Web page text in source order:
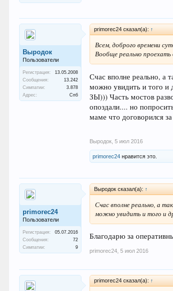
Выродок
Пользователи
Регистрация:
13.05.2008
Сообщения:
13.242
Симпатии:
3.878
Адрес:
Спб
primorec24 сказал(а): ↑
Всем, доброго времени
Вообще реально
Счас вполне реально, а
можно увидить и того и
ЗЫ))) Часть мостов
опоздали.... но
маме что договорился
Выродок 5 июл 2016
primorec24 нравится это.
primorec24
Пользователи
Регистрация:
05.07.2016
Сообщения:
72
Симпатии:
9
Выродок сказал(а): ↑
Счас вполне реально, а
можно увидить и того и
Благодарю за
primorec24 5 июл 2016
primorec24 сказал(а): ↑